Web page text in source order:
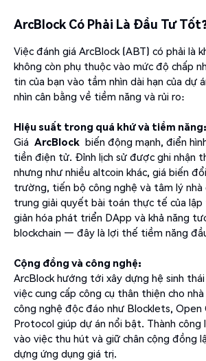
ArcBlock Có Phải Là Đầu Tư
Việc đánh giá ArcBlock (ABT) có phải là
không còn phụ thuộc vào mức độ chấp
tin của bạn vào tầm nhìn dài hạn của dự
nhìn cân bằng về tiềm năng và rủi ro:
Hiệu suất trong quá khứ và tiềm năng:
Giá ArcBlock biến động mạnh, điển
tiền điện tử. Đỉnh lịch sử được ghi nhận
nhưng như nhiều altcoin khác, giá biến
trường, tiến bộ công nghệ và tâm lý
trung giải quyết bài toán thực tế của lập
giản hóa phát triển DApp và khả năng
blockchain — đây là lợi thế tiềm năng
Cộng đồng và công nghệ:
ArcBlock hướng tới xây dựng hệ sinh
việc cung cấp công cụ thân thiện cho
công nghệ độc đáo như Blocklets, Open
Protocol giúp dự án nổi bật. Thành công
vào việc thu hút và giữ chân cộng đồng
dựng ứng dụng giá trị.